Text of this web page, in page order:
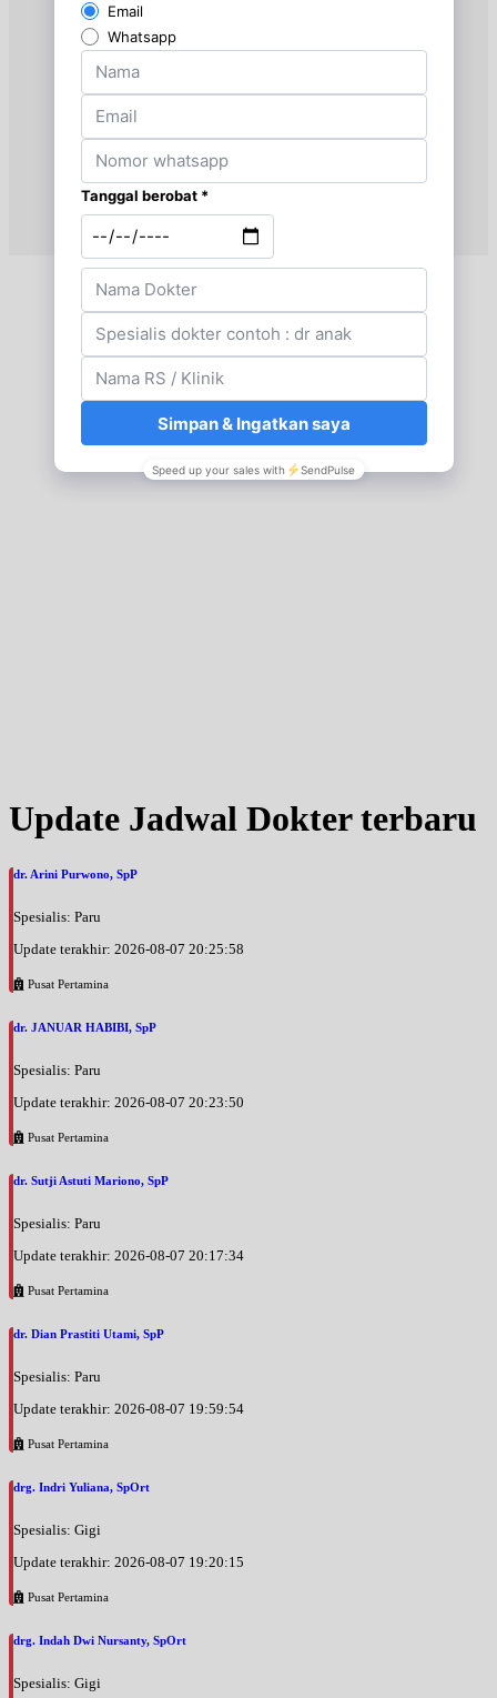
Update Jadwal Dokter terbaru
dr. Arini Purwono, SpP
Spesialis: Paru
Update terakhir: 2026-08-07 20:25:58
Pusat Pertamina
dr. JANUAR HABIBI, SpP
Spesialis: Paru
Update terakhir: 2026-08-07 20:23:50
Pusat Pertamina
dr. Sutji Astuti Mariono, SpP
Spesialis: Paru
Update terakhir: 2026-08-07 20:17:34
Pusat Pertamina
dr. Dian Prastiti Utami, SpP
Spesialis: Paru
Update terakhir: 2026-08-07 19:59:54
Pusat Pertamina
drg. Indri Yuliana, SpOrt
Spesialis: Gigi
Update terakhir: 2026-08-07 19:20:15
Pusat Pertamina
drg. Indah Dwi Nursanty, SpOrt
Spesialis: Gigi